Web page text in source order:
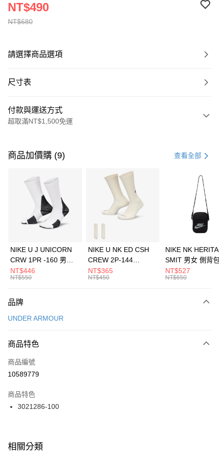
NT$680
NT$490
請選擇商品選項
尺寸表
付款與運送方式
超取滿NT$1,500免運
信用卡一次付款
3 期 0 利率 每期 21家銀行
合作金庫商業銀行
第一商業銀行
華南商業銀行
彰化商業銀行
上海商業儲蓄銀行
元大商業銀行
台灣樂天信用卡公司
Apple Pay
全盈+PAY
AFTEE先享後付
【關於「AFTEE先享後付」】
便利好安心！
３．安心：先確認商品／服務後，再付款。
【「AFTEE先享後付」結帳流程】
１．於結帳方式選擇「AFTEE先享後付」後，將跳轉至「AFTEE先享後付」
２．訂單成立數日內，您將收到繳費通知簡訊。
３．收到繳費通知簡訊後14天內，點擊此簡訊中的連結，可透過四大超商／
ATM／網路銀行／等多元方式進行付款，方視為交易完成。
※ 交易是否成功請以「AFTEE先享後付 」之結帳頁面顯示為準，若有關於
是否繳費成功／繳費後需取消欲退款等相關疑問，請聯繫「AFTEE先享後付
運送方式
每筆NT$100，滿NT$1,500(含以上)免運費
宅配
每筆NT$100，滿NT$1,500(含以上)免運費
付款後門市自取
每筆NT$100，滿NT$1,500(含以上)免運費
商品加價購 (9) 查看全部
NIKE U J UNICORN
CRW 1PR -160 男女
中統襪 FZ3393100
NT$446
NT$550
NIKE U NK ED CSH
CREW 2P-144
EMBRDY 男女 短統襪
FZ3073133
NT$365
NT$450
NIKE NK
SMIT 男女 側背
BA5871010
NT$527
NT$650
品牌
UNDER ARMOUR
商品特色
商品編號
10589779
商品特色
3021286-100
相關分類